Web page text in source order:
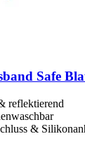
Safe
reflektierend
&